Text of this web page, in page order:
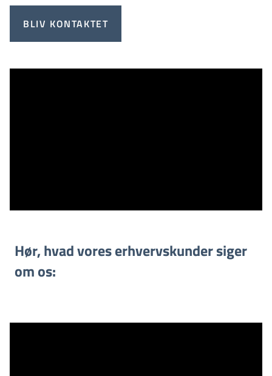
BLIV KONTAKTET
Hør, hvad vores erhvervskunder siger
om os: